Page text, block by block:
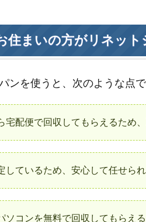
住まいの方がリネッ
ンを使うと、次のような点で
宅配便で回収してもらえるため
しているため、安心して任せら
ソコンを無料で回収してもらえる